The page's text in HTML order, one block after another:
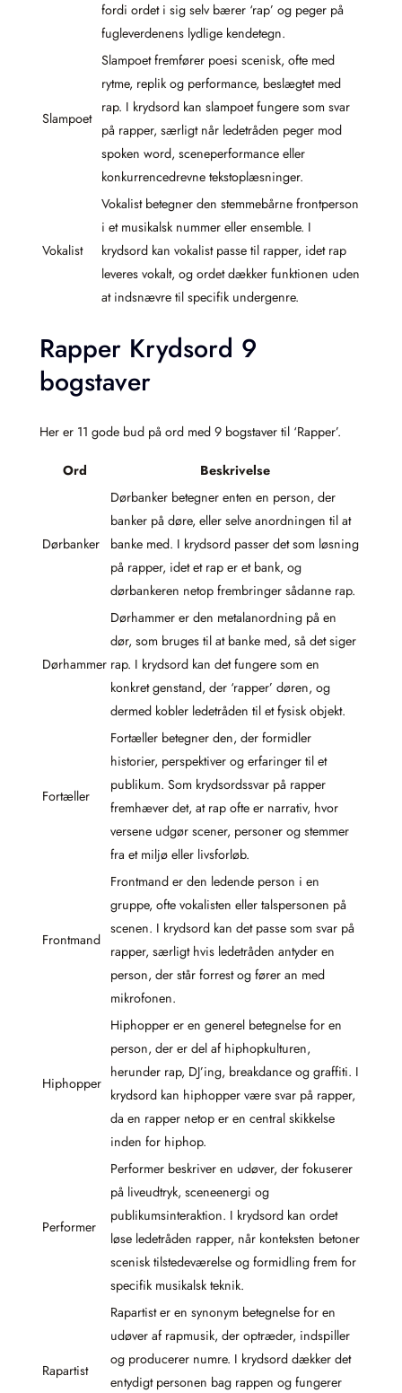
fordi ordet i sig selv bærer ‘rap’ og peger på
fugleverdenens lydlige kendetegn.
Slampoet
Slampoet fremfører poesi scenisk, ofte med
rytme, replik og performance, beslægtet med
rap. I krydsord kan slampoet fungere som svar
på rapper, særligt når ledetråden peger mod
spoken word, sceneperformance eller
konkurrencedrevne tekstoplæsninger.
Vokalist
Vokalist betegner den stemmebårne frontperson
i et musikalsk nummer eller ensemble. I
krydsord kan vokalist passe til rapper, idet rap
leveres vokalt, og ordet dækker funktionen uden
at indsnævre til specifik undergenre.
Rapper Krydsord 9
bogstaver
Her er 11 gode bud på ord med 9 bogstaver til ‘Rapper’.
Ord Beskrivelse
Dørbanker
Dørbanker betegner enten en person, der
banker på døre, eller selve anordningen til at
banke med. I krydsord passer det som løsning
på rapper, idet et rap er et bank, og
dørbankeren netop frembringer sådanne rap.
Dørhammer
Dørhammer er den metalanordning på en
dør, som bruges til at banke med, så det siger
rap. I krydsord kan det fungere som en
konkret genstand, der ‘rapper’ døren, og
dermed kobler ledetråden til et fysisk objekt.
Fortæller
Fortæller betegner den, der formidler
historier, perspektiver og erfaringer til et
publikum. Som krydsordssvar på rapper
fremhæver det, at rap ofte er narrativ, hvor
versene udgør scener, personer og stemmer
fra et miljø eller livsforløb.
Frontmand
Frontmand er den ledende person i en
gruppe, ofte vokalisten eller talspersonen på
scenen. I krydsord kan det passe som svar på
rapper, særligt hvis ledetråden antyder en
person, der står forrest og fører an med
mikrofonen.
Hiphopper
Hiphopper er en generel betegnelse for en
person, der er del af hiphopkulturen,
herunder rap, DJ’ing, breakdance og graffiti. I
krydsord kan hiphopper være svar på rapper,
da en rapper netop er en central skikkelse
inden for hiphop.
Performer
Performer beskriver en udøver, der fokuserer
på liveudtryk, sceneenergi og
publikumsinteraktion. I krydsord kan ordet
løse ledetråden rapper, når konteksten betoner
scenisk tilstedeværelse og formidling frem for
specifik musikalsk teknik.
Rapartist
Rapartist er en synonym betegnelse for en
udøver af rapmusik, der optræder, indspiller
og producerer numre. I krydsord dækker det
entydigt personen bag rappen og fungerer